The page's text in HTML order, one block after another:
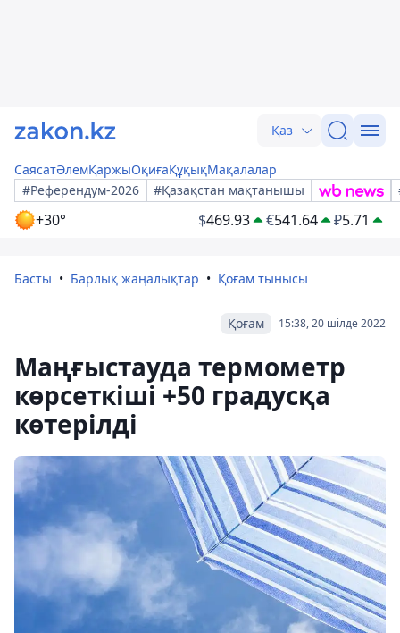
Қаз
СаясатӘлемҚаржыОқиғаҚұқықМақалалар
#Референдум-2026
#Қазақстан мақтанышы
+30° $469.93 €541.64 ₽5.71
Басты Барлық жаңалықтар Қоғам тынысы
15:38, 20 шілде 2022
Қоғам
Маңғыстауда термометр
көрсеткіші +50 градусқа
көтерілді